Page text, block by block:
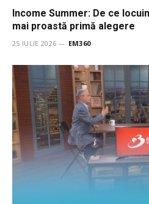
Income Summer: De ce
mai proastă primă alegere
25 IULIE 2026 EM360